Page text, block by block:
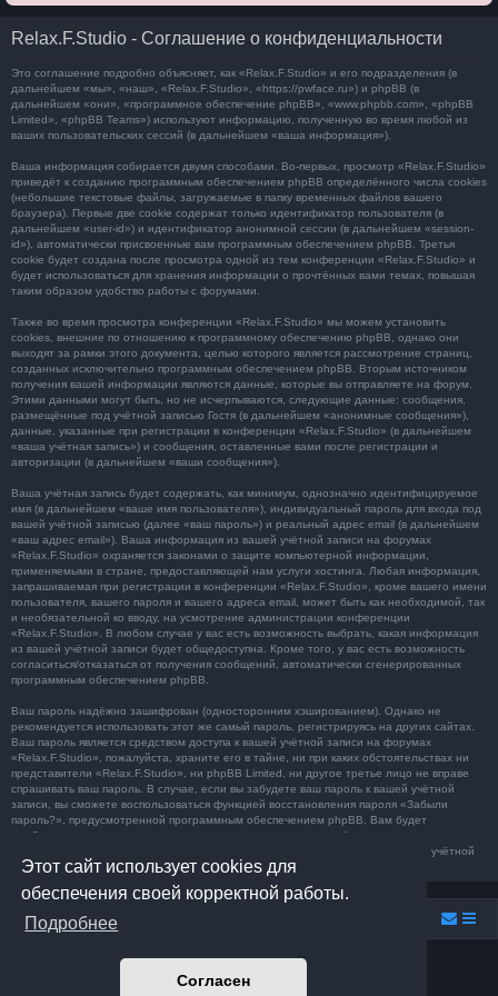
Этот сайт использует cookies для
обеспечения своей корректной работы.
Подробнее
Согласен
Relax.F.Studio - Соглашение о конфиденциальности
Это соглашение подробно объясняет, как «Relax.F.Studio» и его подразделения (в
дальнейшем «мы», «наш», «Relax.F.Studio», «https://pwface.ru») и phpBB (в
дальнейшем «они», «программное обеспечение phpBB», «www.phpbb.com», «phpBB
Limited», «phpBB Teams») используют информацию, полученную во время любой из
ваших пользовательских сессий (в дальнейшем «ваша информация»).
Ваша информация собирается двумя способами. Во-первых, просмотр «Relax.F.Studio»
приведёт к созданию программным обеспечением phpBB определённого числа cookies
(небольшие текстовые файлы, загружаемые в папку временных файлов вашего
браузера). Первые две cookie содержат только идентификатор пользователя (в
дальнейшем «user-id») и идентификатор анонимной сессии (в дальнейшем «session-
id»), автоматически присвоенные вам программным обеспечением phpBB. Третья
cookie будет создана после просмотра одной из тем конференции «Relax.F.Studio» и
будет использоваться для хранения информации о прочтённых вами темах, повышая
таким образом удобство работы с форумами.
Также во время просмотра конференции «Relax.F.Studio» мы можем установить
cookies, внешние по отношению к программному обеспечению phpBB, однако они
выходят за рамки этого документа, целью которого является рассмотрение страниц,
созданных исключительно программным обеспечением phpBB. Вторым источником
получения вашей информации являются данные, которые вы отправляете на форум.
Этими данными могут быть, но не исчерпываются, следующие данные: сообщения,
размещённые под учётной записью Гостя (в дальнейшем «анонимные сообщения»),
данные, указанные при регистрации в конференции «Relax.F.Studio» (в дальнейшем
«ваша учётная запись») и сообщения, оставленные вами после регистрации и
авторизации (в дальнейшем «ваши сообщения»).
Ваша учётная запись будет содержать, как минимум, однозначно идентифицируемое
имя (в дальнейшем «ваше имя пользователя»), индивидуальный пароль для входа под
вашей учётной записью (далее «ваш пароль») и реальный адрес email (в дальнейшем
«ваш адрес email»). Ваша информация из вашей учётной записи на форумах
«Relax.F.Studio» охраняется законами о защите компьютерной информации,
применяемыми в стране, предоставляющей нам услуги хостинга. Любая информация,
запрашиваемая при регистрации в конференции «Relax.F.Studio», кроме вашего имени
пользователя, вашего пароля и вашего адреса email, может быть как необходимой, так
и необязательной ко вводу, на усмотрение администрации конференции
«Relax.F.Studio». В любом случае у вас есть возможность выбрать, какая информация
из вашей учётной записи будет общедоступна. Кроме того, у вас есть возможность
согласиться/отказаться от получения сообщений, автоматически сгенерированных
программным обеспечением phpBB.
Ваш пароль надёжно зашифрован (односторонним хэшированием). Однако не
рекомендуется использовать этот же самый пароль, регистрируясь на других сайтах.
Ваш пароль является средством доступа к вашей учётной записи на форумах
«Relax.F.Studio», пожалуйста, храните его в тайне, ни при каких обстоятельствах ни
представители «Relax.F.Studio», ни phpBB Limited, ни другое третье лицо не вправе
спрашивать ваш пароль. В случае, если вы забудете ваш пароль к вашей учётной
записи, вы сможете воспользоваться функцией восстановления пароля «Забыли
пароль?», предусмотренной программным обеспечением phpBB. Вам будет
необходимо ввести ваше имя пользователя и ваш адрес email, после чего
программное обеспечение phpBB сгенерирует вам новый пароль для вашей учётной
записи.
Relax.F.Studio
Создано на основеphpBB® Forum Software © phpBB Limited
Prosilver Dark Edition by